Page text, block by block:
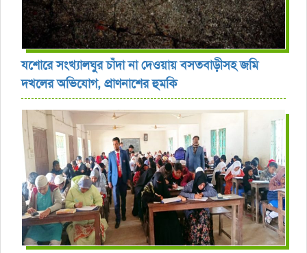
যশোরে সংখ্যালঘুর চাঁদা না দেওয়ায় বসতবাড়ীসহ জমি
দখলের অভিযোগ, প্রাণনাশের হুমকি